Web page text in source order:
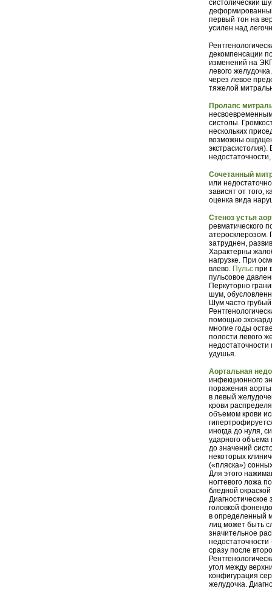
систолический
первый тон на
усилен над
декомпенсации
изменений на
левого
через левое
тяжелой
Пролапс
систолы.
нескольких
возможны
Сочетанный
или
зависят от того,
оценка вида
Стеноз устья
ревматического
атеросклерозом.
затруднен,
Характерны
нагрузке. При
влево. Пульс при
пульсовое
Перкуторно
шум,
Шум часто
помощью
многие годы
полости левого
удушья.
Аортальная
инфекционного
поражения
в левый
крови
объемом крови
иногда до нуля,
ударного объема
до значений
некоторых
(«пляска»)
Для этого
ногтевого ложа
бледной
головкой
в определенный
лиц может быть
значительное
сразу после
угол между
конфигурация
желудочка.